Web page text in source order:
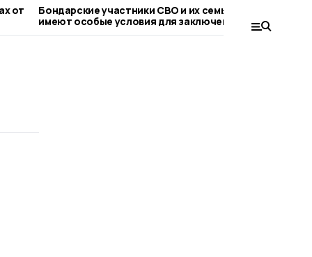
Бондарские участники СВО и их семьи
имеют особые условия для заключения
соцконтракта
обсудили